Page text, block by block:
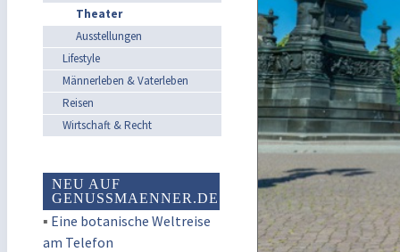
Theater
Ausstellungen
Lifestyle
Männerleben & Vaterleben
Reisen
Wirtschaft & Recht
NEU AUF
GENUSSMAENNER.DE
▪ Eine botanische Weltreise
am Telefon